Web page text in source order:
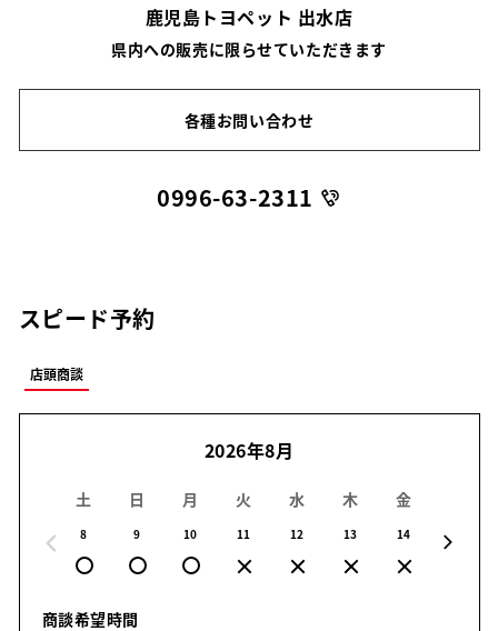
鹿児島トヨペット 出水店
県内への販売に限らせていただきます
各種お問い合わせ
0996-63-2311
スピード予約
店頭商談
2026年8月
土
8
日
9
月
10
火
11
水
12
木
13
金
14
商談希望時間